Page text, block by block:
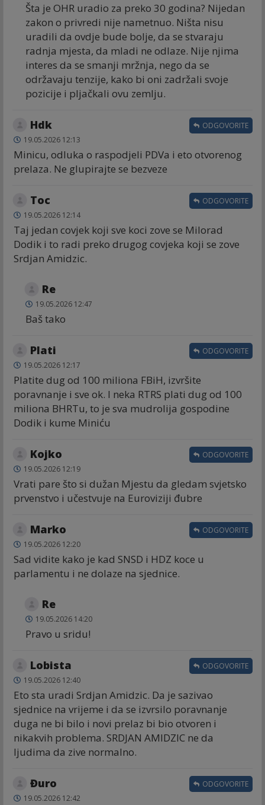
Šta je OHR uradio za preko 30 godina? Nijedan
zakon o privredi nije nametnuo. Ništa nisu
uradili da ovdje bude bolje, da se stvaraju
radnja mjesta, da mladi ne odlaze. Nije njima
interes da se smanji mržnja, nego da se
održavaju tenzije, kako bi oni zadržali svoje
pozicije i pljačkali ovu zemlju.
Hdk
19.05.2026 12:13
Minicu, odluka o raspodjeli PDVa i eto otvorenog
prelaza. Ne glupirajte se bezveze
ODGOVORITE
Toc
19.05.2026 12:14
Taj jedan covjek koji sve koci zove se Milorad
Dodik i to radi preko drugog covjeka koji se zove
Srdjan Amidzic.
ODGOVORITE
Re
19.05.2026 12:47
Baš tako
Plati
19.05.2026 12:17
Platite dug od 100 miliona FBiH, izvršite
poravnanje i sve ok. I neka RTRS plati dug od 100
miliona BHRTu, to je sva mudrolija gospodine
Dodik i kume Miniću
ODGOVORITE
Kojko
19.05.2026 12:19
Vrati pare što si dužan Mjestu da gledam svjetsko
prvenstvo i učestvuje na Euroviziji đubre
ODGOVORITE
Marko
19.05.2026 12:20
Sad vidite kako je kad SNSD i HDZ koce u
parlamentu i ne dolaze na sjednice.
ODGOVORITE
Re
19.05.2026 14:20
Pravo u sridu!
Lobista
19.05.2026 12:40
Eto sta uradi Srdjan Amidzic. Da je sazivao
sjednice na vrijeme i da se izvrsilo poravnanje
duga ne bi bilo i novi prelaz bi bio otvoren i
nikakvih problema. SRDJAN AMIDZIC ne da
ljudima da zive normalno.
ODGOVORITE
Đuro
19.05.2026 12:42
ODGOVORITE